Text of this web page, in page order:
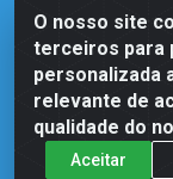
O nosso site
terceiros para
personalizada
relevante de
qualidade do
Aceitar
Casa Norte
Sept